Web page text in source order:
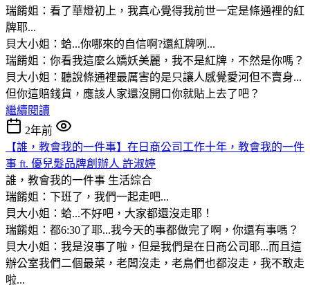
瑞餚姐：看了華燈初上，我真心覺得我前世一定是條通裡的紅
牌耶...
貝大小姐：蛤...你哪來的自信啊?還紅牌咧...
瑞餚姐：你看我這麼么嬌妖美麗，我不是紅牌，不然是你嗎？
貝大小姐：聽說條通裡最厲害的是只讓人感覺愛河但不賣身...
但你這賠錢貨，應該人家還沒開口你就貼上去了吧？
繼續閱讀
2年前
【誰，教會我的一件事】在日商公司工作十年，教會我的一件
事 ft. 優兒髮品牌創辦人 許淑婷
誰，教會我的一件事 生活綜合
瑞餚姐：下班了，我們一起走吧...
貝大小姐：蛤...不好吧，大家都還沒走耶！
瑞餚姐：都6:30了耶...我今天的事都做完了啊，你還有事嗎？
貝大小姐：我是沒事了啦，但是我們是在日商公司耶...而且這
辦公室我們二個最菜，老闆沒走，老鳥們也都沒走，我不敢走
啦...